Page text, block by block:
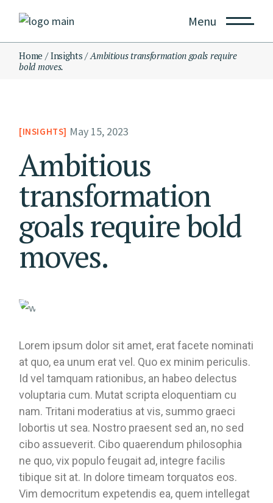
Menu
Home Insights
Ambitious transformation goals require
bold moves.
INSIGHTS May 15, 2023
Ambitious
transformation
goals require bold
moves.
Lorem ipsum dolor sit amet, erat facete nominati
at quo, ea unum erat vel. Quo ex minim periculis.
Id vel tamquam rationibus, an habeo delectus
voluptaria cum. Mutat scripta eloquentiam cu
nam. Tritani moderatius at vis, summo graeci
lobortis ut sea. Nostro praesent sed an, no sed
cibo assueverit. Cibo quaerendum philosophia
ne quo, vix populo feugait ad, integre facilis
tibique sit at. In dolore timeam torquatos eos.
Vim democritum expetendis ea, quem intellegat